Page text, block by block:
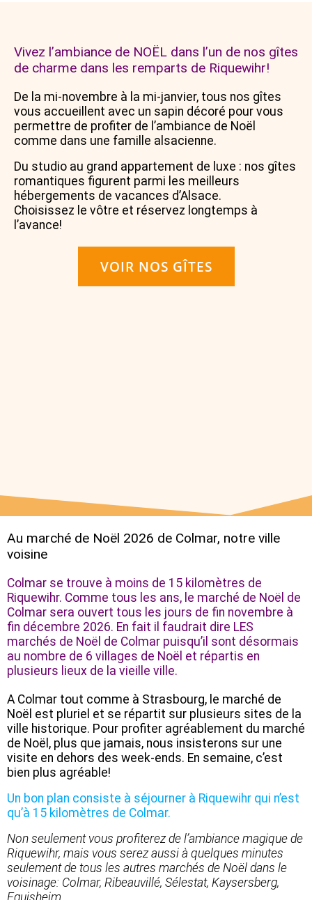
Vivez l’ambiance de NOËL dans l’un de nos gîtes
de charme dans les remparts de Riquewihr!
De la mi-novembre à la mi-janvier, tous nos gîtes
vous accueillent avec un sapin décoré pour vous
permettre de profiter de l’ambiance de Noël
comme dans une famille alsacienne.
Du studio au grand appartement de luxe : nos gîtes
romantiques figurent parmi les meilleurs
hébergements de vacances d’Alsace.
Choisissez le vôtre et réservez longtemps à
l’avance!
VOIR NOS GÎTES
Au marché de Noël 2026 de Colmar, notre ville
voisine
Colmar se trouve à moins de 15 kilomètres de
Riquewihr. Comme tous les ans, le marché de Noël de
Colmar sera ouvert tous les jours de fin novembre à
fin décembre 2026. En fait il faudrait dire LES
marchés de Noël de Colmar puisqu’il sont désormais
au nombre de 6 villages de Noël et répartis en
plusieurs lieux de la vieille ville.
A Colmar tout comme à Strasbourg, le marché de
Noël est pluriel et se répartit sur plusieurs sites de la
ville historique. Pour profiter agréablement du marché
de Noël, plus que jamais, nous insisterons sur une
visite en dehors des week-ends. En semaine, c’est
bien plus agréable!
Un bon plan consiste à séjourner à Riquewihr qui n’est
qu’à 15 kilomètres de Colmar.
Non seulement vous profiterez de l’ambiance magique de
Riquewihr, mais vous serez aussi à quelques minutes
seulement de tous les autres marchés de Noël dans le
voisinage: Colmar, Ribeauvillé, Sélestat, Kaysersberg,
Eguisheim.